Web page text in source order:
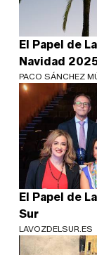
El Papel de
Navidad
PACO SÁNCHEZ
El Papel de
Sur
LAVOZDELSUR.ES